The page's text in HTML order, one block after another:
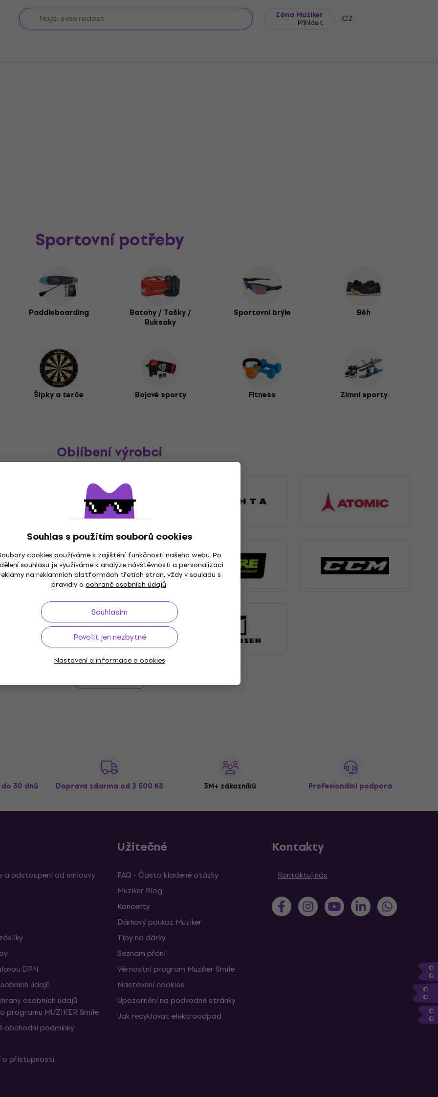
Zóna Muziker
Přihlásit CZ
Souhlas s použitím souborů cookies
cookies používáme k zajištění funkčnosti našeho webu. Po
souhlasu je využíváme k analýze návštěvnosti a personalizaci
na reklamních platformách třetích stran, vždy v souladu s
pravidly o ochraně osobních údajů.
Souhlasím
Povolit jen nezbytné
Nastavení a informace o cookies
Sportovní potřeby
Paddleboarding
Batohy / Tašky /
Ruksaky
Sportovní brýle Běh
Šipky a terče Bojové sporty Fitness Zimní sporty
Oblíbení výrobci
30 dnů Doprava zdarma od 2 500 Kč 3M+ zákazníků Profesionální podpora
a odstoupení od smlouvy
DPH
údajů
osobních údajů
programu MUZIKER Smile
obchodní podmínky
o přístupnosti
Užitečné
FAQ - Často kladené otázky
Muziker Blog
Koncerty
Dárkový poukaz Muziker
Tipy na dárky
Seznam přání
Věrnostní program Muziker Smile
Nastavení cookies
Upozornění na podvodné stránky
Jak recyklovat elektroodpad
Kontakty
Kontaktuj nás